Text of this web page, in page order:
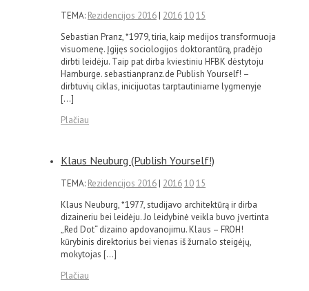
TEMA: Rezidencijos 2016| 20161015
Sebastian Pranz, *1979, tiria, kaip medijos transformuoja
visuomenę. Įgijęs sociologijos doktorantūrą, pradėjo
dirbti leidėju. Taip pat dirba kviestiniu HFBK dėstytoju
Hamburge. sebastianpranz.de Publish Yourself! –
dirbtuvių ciklas, inicijuotas tarptautiniame lygmenyje
[…]
Plačiau
Klaus Neuburg (Publish Yourself!)
TEMA: Rezidencijos 2016| 20161015
Klaus Neuburg, *1977, studijavo architektūrą ir dirba
dizaineriu bei leidėju. Jo leidybinė veikla buvo įvertinta
„Red Dot“ dizaino apdovanojimu. Klaus – FROH!
kūrybinis direktorius bei vienas iš žurnalo steigėjų,
mokytojas […]
Plačiau